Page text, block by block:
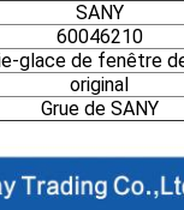
SANY
60046210
glace de fenêtre
original
Grue de SANY